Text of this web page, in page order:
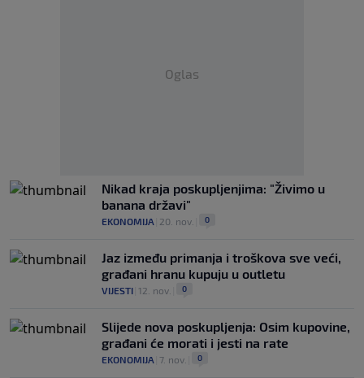
Oglas
Nikad kraja poskupljenjima: "Živimo u
banana državi"
EKONOMIJA 20. nov. 0
Jaz između primanja i troškova sve veći,
građani hranu kupuju u outletu
VIJESTI 12. nov. 0
Slijede nova poskupljenja: Osim kupovine,
građani će morati i jesti na rate
EKONOMIJA 7. nov. 0